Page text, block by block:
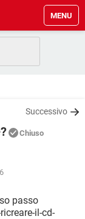
MENU
Successivo
Chiuso
passo
il-cd-